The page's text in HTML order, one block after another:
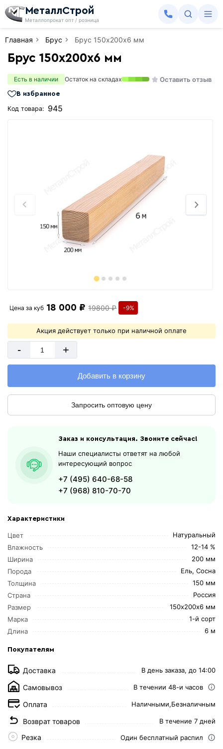
МеталлСтрой
Металлопрокат опт / розница
Главная Брус Брус 150х200х6 мм
Брус 150х200х6 мм
Есть в наличии Остаток на складах Оставить отзыв
В избранное
Код товара: 945
Характеристики
Цвет
Натуральный
Влажность
12-14 %
Ширина
200 мм
Порода
Ель, Сосна
Толщина
150 мм
Страна
Россия
Размер
150х200х6 мм
Марка
1-й сорт
Длина
6 м
Покупателям
Доставка В день заказа, до 14:00
Самовывоз В течении 48-и часов
Оплата Наличными,Безналичным
Возврат товаров В течение 7 дней
Резка Один бесплатный распил
Цена за куб 18 000 ₽ 19800 ₽ -9%
Акция действует только при наличной оплате
- +
Добавить в корзину
Запросить оптовую цену
Заказ и консультация. Звоните сейчас!
Наши специалисты ответят на любой
интересующий вопрос
+7 (495) 640-68-58
+7 (968) 810-70-70